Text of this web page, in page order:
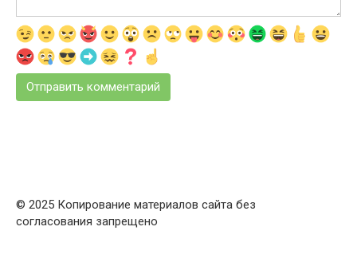
© 2025 Копирование материалов сайта без
согласования запрещено